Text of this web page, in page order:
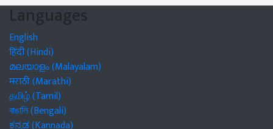
Languages
English
हिंदी (Hindi)
മലയാളം (Malayalam)
मराठी (Marathi)
தமிழ் (Tamil)
বাঙালি (Bengali)
ಕನ್ನಡ (Kannada)